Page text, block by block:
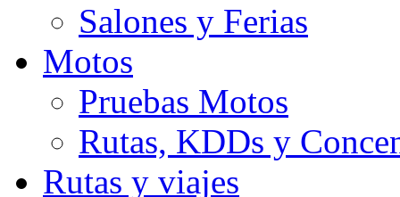
Salones y Ferias
Motos
Pruebas Motos
Rutas, KDDs y
Rutas y viajes